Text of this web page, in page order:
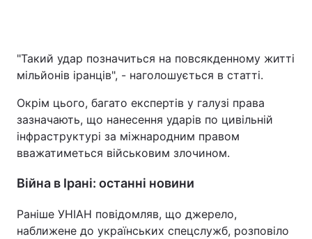
"Такий удар позначиться на повсякденному житті
мільйонів іранців", - наголошується в статті.
Окрім цього, багато експертів у галузі права
зазначають, що нанесення ударів по цивільній
інфраструктурі за міжнародним правом
вважатиметься військовим злочином.
Війна в Ірані: останні новини
Раніше УНІАН повідомляв, що джерело,
наближене до українських спецслужб, розповіло